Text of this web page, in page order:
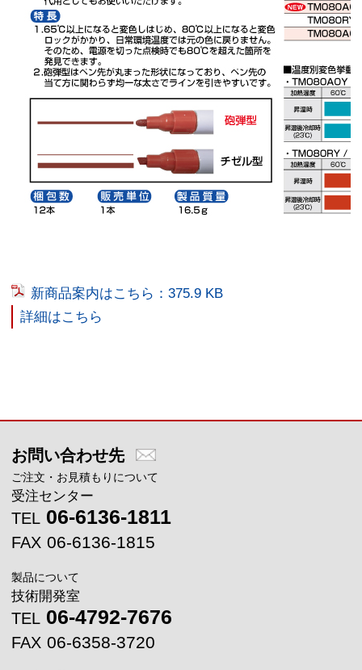
新商品案内はこちら：375.9 KB
詳細はこちら
お問い合わせ先
ご注文・お見積もりについて
受注センター
TEL 06-6136-1811
FAX 06-6136-1815
製品について
技術開発室
TEL 06-4792-7676
FAX 06-6358-3720